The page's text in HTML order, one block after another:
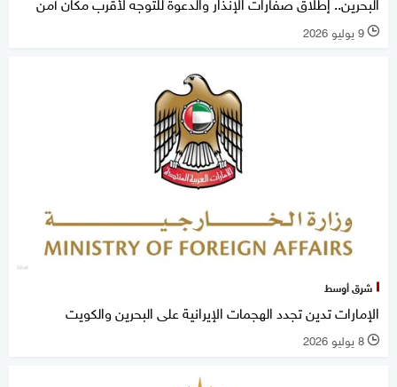
l 9 يوليو 2026
شرق أوسط
الإمارات تدين تجدد الهجمات الإيرانية على البحرين والكويت
l 8 يوليو 2026